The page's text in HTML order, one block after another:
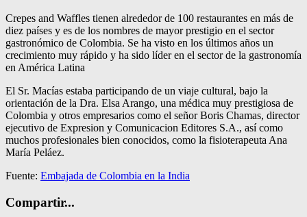
Crepes and Waffles tienen alrededor de 100 restaurantes en más de
diez países y es de los nombres de mayor prestigio en el sector
gastronómico de Colombia. Se ha visto en los últimos años un
crecimiento muy rápido y ha sido líder en el sector de la gastronomía
en América Latina
El Sr. Macías estaba participando de un viaje cultural, bajo la
orientación de la Dra. Elsa Arango, una médica muy prestigiosa de
Colombia y otros empresarios como el señor Boris Chamas, director
ejecutivo de Expresion y Comunicacion Editores S.A., así como
muchos profesionales bien conocidos, como la fisioterapeuta Ana
María Peláez.
Fuente: Embajada de Colombia en la India
Compartir...